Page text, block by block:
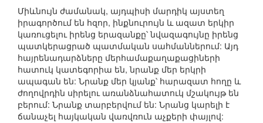
Միևնույն ժամանակ, այդպիսի մարդիկ այստեղ
իրագործում են հզոր, ինքնուրույն և ազատ երկիր
կառուցելու իրենց երազանքը՝ նվազագույնը իրենց
պատկերացրած պատմական սահմաններում: Այդ
հայրենադարձները մերհամաքաղաքացիների
հատուկ կատեգորիա են, նրանք մեր երկրի
ապագան են: Նրանք մեր կյանք՝ հարազատ հողը և
ժողովրդին սիրելու առանձնահատուկ մշակույթ են
բերում: Նրանք տարբերվում են: Նրանց կարելի է
ճանաչել հայկական վառվռուն աչքերի փայլով: